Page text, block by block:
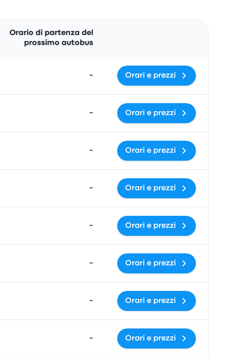
Orario di partenza del
prossimo autobus
- Orari e prezzi
- Orari e prezzi
- Orari e prezzi
- Orari e prezzi
- Orari e prezzi
- Orari e prezzi
- Orari e prezzi
- Orari e prezzi